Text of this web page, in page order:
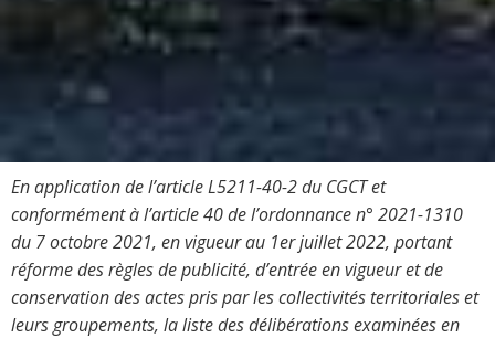
En application de l’article L5211-40-2 du CGCT et
conformément à l’article 40 de l’ordonnance n° 2021-1310
du 7 octobre 2021, en vigueur au 1er juillet 2022, portant
réforme des règles de publicité, d’entrée en vigueur et de
conservation des actes pris par les collectivités territoriales et
leurs groupements, la liste des délibérations examinées en